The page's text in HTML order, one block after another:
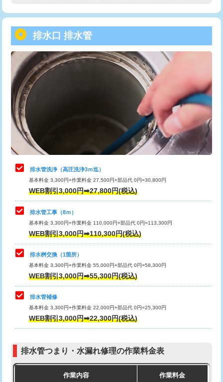
用（追加）/3ｍ超え)
給水管工事※（ライニング鋼管・銅
管・ポリ管・HT管使用/3ｍまで)
44,000円
給水管工事※（ライニング鋼管・銅
管・ポリ管・HT管使用/3ｍ超え)
+8,800円
排水管工事（土の掘削・埋め戻し作
業）
11,000円~
排水管工事（排水管工事/3ｍまで） 55,000円
排水管工事（追加 排水管工事/3ｍ超
え）
マス交換（土の掘削・埋め戻し作業）
マス交換（深さ50㎝未満）
マス交換（深さ50㎝以上）
コンクリート斫り（厚さ10㎝まで）
コンクリート斫り（厚さ10㎝超え）
モルタル補修（厚さ10㎝まで）
モルタル補修（厚さ10㎝超え）
追加人工 16,500円
現場見積
トーラー機使用/3mまで
追加トーラー機使用/3m超え +3,300円
カメラ調査 33,000円
桝清掃 8,800円
止水・漏水調査・防水処理・清掃・修
理・調整・分解・加工など（軽作業）
11,000円
止水・漏水調査・防水処理・清掃・修
理・調整・分解・加工など（中作業）
22,000円
止水・漏水調査・防水処理・清掃・修
理・調整・分解・加工など（重作業）
33,000円
その他部品の脱着
交換・取付（タンク）
交換・取付(単水栓（壁付・デッキ
式）)
交換・取付(混合水栓（壁付・デッキ
式・ワンホール）)
16,500円+材料費
交換・取付(排水栓・排水トラップ
交換・取付（その他部品） 11,000円+材料費
持込商品取付（単水栓） 13,200円
排水口 排水管
排水管洗浄（高圧洗浄3ｍ迄）
基本料金 3,300円+作業料金 27,500円+部品代 0円=30,800円
WEB割引3,000円➡27,800円(税込)
排水管工事（8ｍ）
基本料金 3,300円+作業料金 110,000円+部品代 0円=113,300円
WEB割引3,000円➡110,300円(税込)
排水桝交換（1箇所）
基本料金 3,300円+作業料金 55,000円+部品代 0円=58,300円
WEB割引3,000円➡55,300円(税込)
排水管補修
基本料金 3,300円+作業料金 22,000円+部品代 0円=25,300円
WEB割引3,000円➡22,300円(税込)
排水管つまり・水漏れ修理の作業料金表
作業内容 作業料金